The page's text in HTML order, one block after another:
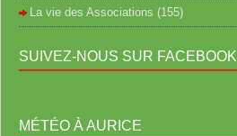
La vie des Associations (155)
SUIVEZ-NOUS SUR FACEBOOK
MÉTÉO À AURICE